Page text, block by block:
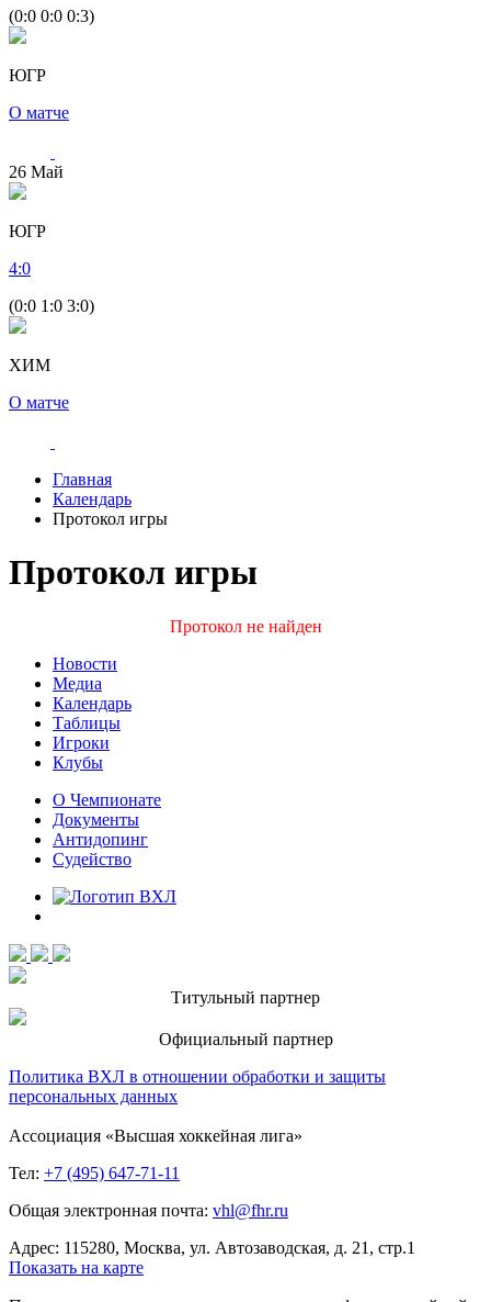
(0:0 0:0 0:3)
ЮГР
О матче
26 Май
ЮГР
4:0
(0:0 1:0 3:0)
ХИМ
О матче
Главная
Календарь
Протокол игры
Протокол игры
Протокол не найден
Новости
Медиа
Календарь
Таблицы
Игроки
Клубы
О Чемпионате
Документы
Антидопинг
Судейство
Титульный партнер
Официальный партнер
Политика ВХЛ в отношении обработки и защиты
персональных данных
Ассоциация «Высшая хоккейная лига»
Тел: +7 (495) 647-71-11
Общая электронная почта: vhl@fhr.ru
Адрес: 115280, Москва, ул. Автозаводская, д. 21, стр.1
Показать на карте